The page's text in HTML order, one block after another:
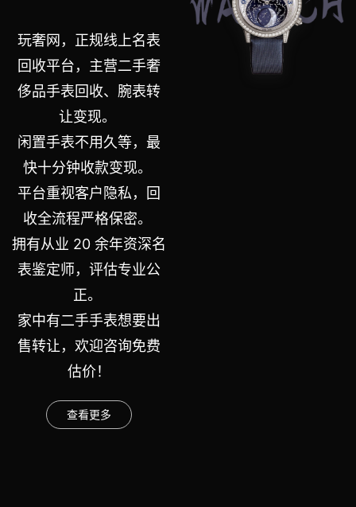
玩奢网，正规线上名表
回收平台，主营二手奢
侈品手表回收、腕表转
让变现。
闲置手表不用久等，最
快十分钟收款变现。
平台重视客户隐私，回
收全流程严格保密。
拥有从业 20 余年资深名
表鉴定师，评估专业公
正。
家中有二手手表想要出
售转让，欢迎咨询免费
估价！
查看更多